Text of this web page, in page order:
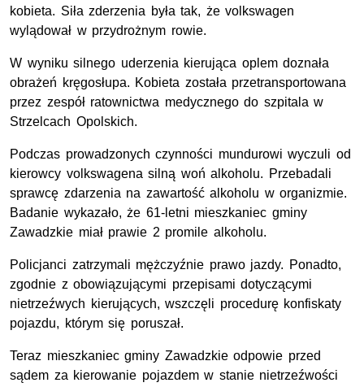
kobieta. Siła zderzenia była tak, że volkswagen
wylądował w przydrożnym rowie.
W wyniku silnego uderzenia kierująca oplem doznała
obrażeń kręgosłupa. Kobieta została przetransportowana
przez zespół ratownictwa medycznego do szpitala w
Strzelcach Opolskich.
Podczas prowadzonych czynności mundurowi wyczuli od
kierowcy volkswagena silną woń alkoholu. Przebadali
sprawcę zdarzenia na zawartość alkoholu w organizmie.
Badanie wykazało, że 61-letni mieszkaniec gminy
Zawadzkie miał prawie 2 promile alkoholu.
Policjanci zatrzymali mężczyźnie prawo jazdy. Ponadto,
zgodnie z obowiązującymi przepisami dotyczącymi
nietrzeźwych kierujących, wszczęli procedurę konfiskaty
pojazdu, którym się poruszał.
Teraz mieszkaniec gminy Zawadzkie odpowie przed
sądem za kierowanie pojazdem w stanie nietrzeźwości